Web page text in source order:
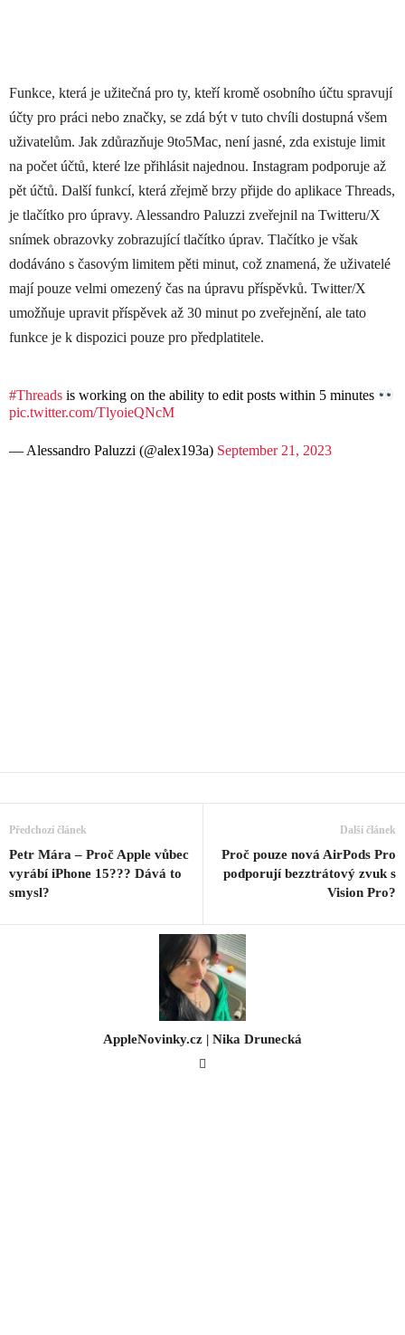
Funkce, která je užitečná pro ty, kteří kromě osobního účtu spravují
účty pro práci nebo značky, se zdá být v tuto chvíli dostupná všem
uživatelům. Jak zdůrazňuje 9to5Mac, není jasné, zda existuje limit
na počet účtů, které lze přihlásit najednou. Instagram podporuje až
pět účtů. Další funkcí, která zřejmě brzy přijde do aplikace Threads,
je tlačítko pro úpravy. Alessandro Paluzzi zveřejnil na Twitteru/X
snímek obrazovky zobrazující tlačítko úprav. Tlačítko je však
dodáváno s časovým limitem pěti minut, což znamená, že uživatelé
mají pouze velmi omezený čas na úpravu příspěvků. Twitter/X
umožňuje upravit příspěvek až 30 minut po zveřejnění, ale tato
funkce je k dispozici pouze pro předplatitele.
#Threads is working on the ability to edit posts within 5 minutes
pic.twitter.com/TlyoieQNcM
— Alessandro Paluzzi (@alex193a) September 21, 2023
Předchozí článek
Petr Mára – Proč Apple vůbec
vyrábí iPhone 15??? Dává to
smysl?
Další článek
Proč pouze nová AirPods Pro
podporují bezztrátový zvuk s
Vision Pro?
AppleNovinky.cz | Nika Drunecká